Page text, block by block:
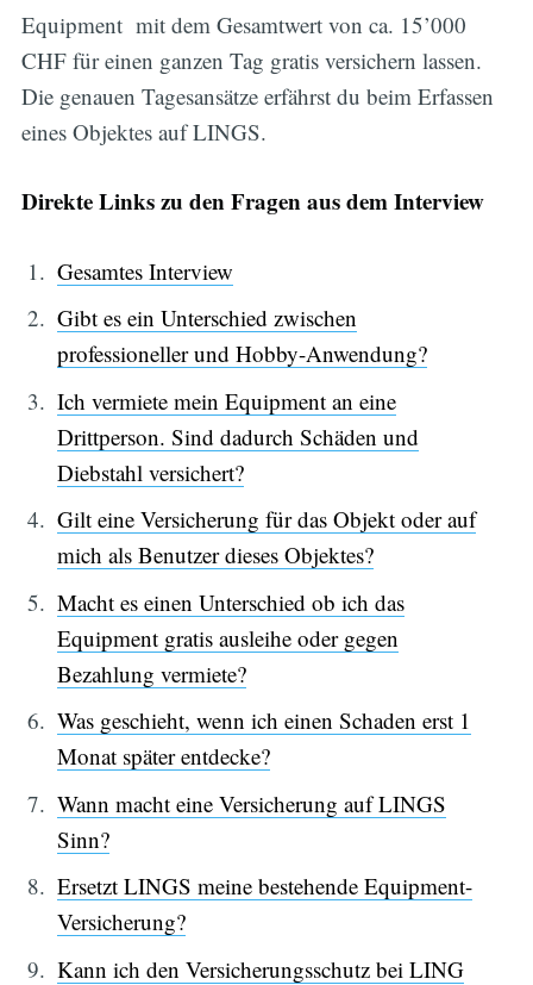
Equipment mit dem Gesamtwert von ca. 15’000
CHF für einen ganzen Tag gratis versichern lassen.
Die genauen Tagesansätze erfährst du beim Erfassen
eines Objektes auf LINGS.
Direkte Links zu den Fragen aus dem Interview
Gesamtes Interview
Gibt es ein Unterschied zwischen
professioneller und Hobby-Anwendung?
Ich vermiete mein Equipment an eine
Drittperson. Sind dadurch Schäden und
Diebstahl versichert?
Gilt eine Versicherung für das Objekt oder auf
mich als Benutzer dieses Objektes?
Macht es einen Unterschied ob ich das
Equipment gratis ausleihe oder gegen
Bezahlung vermiete?
Was geschieht, wenn ich einen Schaden erst 1
Monat später entdecke?
Wann macht eine Versicherung auf LINGS
Sinn?
Ersetzt LINGS meine bestehende Equipment-
Versicherung?
Kann ich den Versicherungsschutz bei LING